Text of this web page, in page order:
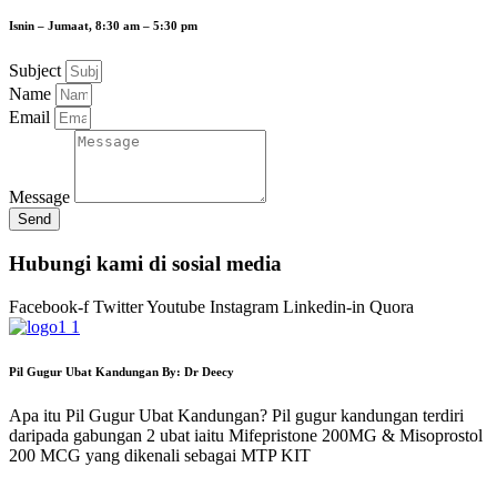
Isnin – Jumaat, 8:30 am – 5:30 pm
Subject
Name
Email
Message
Send
Hubungi kami di sosial media
Facebook-f TwitterYoutube Instagram Linkedin-in Quora
Pil Gugur Ubat Kandungan By: Dr Deecy
Apa itu Pil Gugur Ubat Kandungan? Pil gugur kandungan terdiri
daripada gabungan 2 ubat iaitu Mifepristone 200MG & Misoprostol
200 MCG yang dikenali sebagai MTP KIT